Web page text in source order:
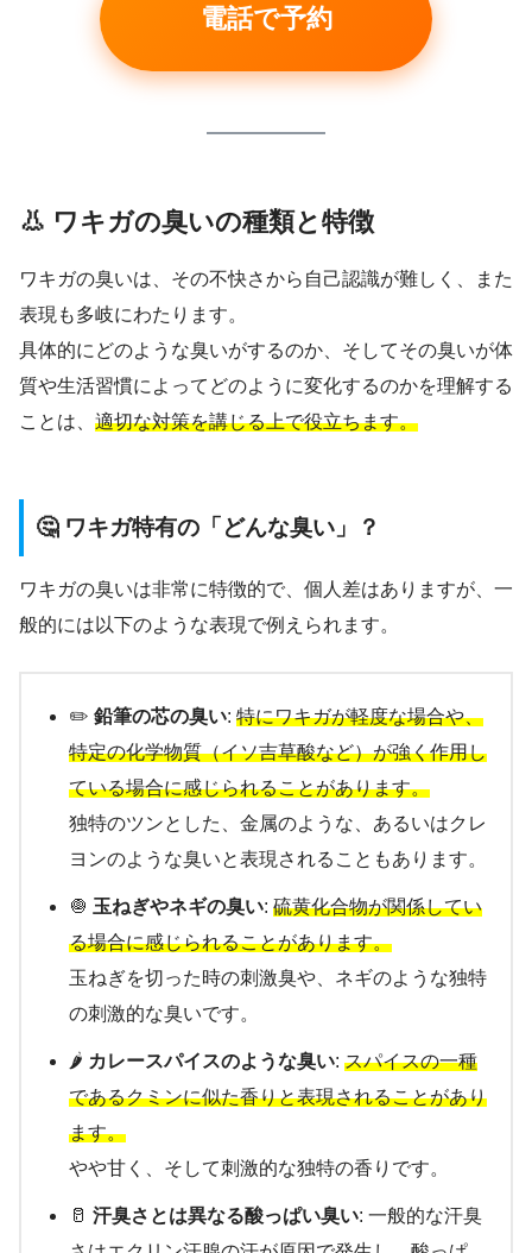
電話で予約
👃 ワキガの臭いの種類と特徴
ワキガの臭いは、その不快さから自己認識が難しく、また
表現も多岐にわたります。
具体的にどのような臭いがするのか、そしてその臭いが体
質や生活習慣によってどのように変化するのかを理解する
ことは、 適切な対策を講じる上で役立ちます。
🤔 ワキガ特有の「どんな臭い」？
ワキガの臭いは非常に特徴的で、個人差はありますが、一
般的には以下のような表現で例えられます。
✏️ 鉛筆の芯の臭い: 特にワキガが軽度な場合や、
特定の化学物質（イソ吉草酸など）が強く作用し
ている場合に感じられることがあります。
独特のツンとした、金属のような、あるいはクレ
ヨンのような臭いと表現されることもあります。
🧅 玉ねぎやネギの臭い: 硫黄化合物が関係してい
る場合に感じられることがあります。
玉ねぎを切った時の刺激臭や、ネギのような独特
の刺激的な臭いです。
🌶️ カレースパイスのような臭い: スパイスの一種
であるクミンに似た香りと表現されることがあり
ます。
やや甘く、そして刺激的な独特の香りです。
🥛 汗臭さとは異なる酸っぱい臭い: 一般的な汗臭